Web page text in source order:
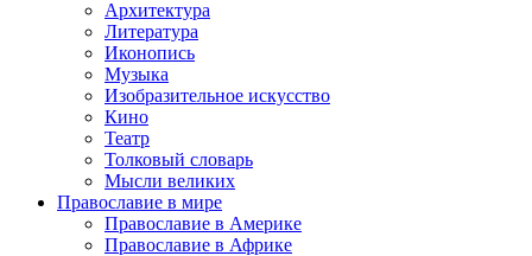
Архитектура
Литература
Иконопись
Музыка
Изобразительное искусство
Кино
Театр
Толковый словарь
Мысли великих
Православие в мире
Православие в Америке
Православие в Африке